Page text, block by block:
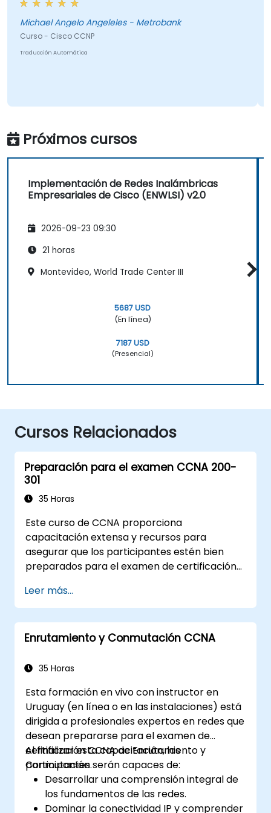
Michael Angelo Angeleles - Metrobank
Curso - Cisco CCNP
Traducción Automática
Próximos cursos
Implementación de Redes Inalámbricas
Empresariales de Cisco (ENWLSI) v2.0
2026-09-23 09:30
21 horas
Montevideo, World Trade Center III
5687 USD
(En línea)
7187 USD
(Presencial)
Cursos Relacionados
Preparación para el examen CCNA 200-
301
35 Horas
Este curso de CCNA proporciona
capacitación extensa y recursos para
asegurar que los participantes estén bien
preparados para el examen de certificación
evaluaciones continuas y ahorros
significativos en los costos de certificación,
este curso está diseñado para apoyar a los
participantes en el logro de sus objetivos de
Leer más...
Enrutamiento y Conmutación CCNA
35 Horas
Esta formación en vivo con instructor en
Uruguay (en línea o en las instalaciones) está
dirigida a profesionales expertos en redes que
desean prepararse para el examen de
certificación CCNA de Enrutamiento y
Conmutación.
Al finalizar esta capacitación, los
participantes serán capaces de:
Desarrollar una comprensión integral de
los fundamentos de las redes.
Dominar la conectividad IP y comprender